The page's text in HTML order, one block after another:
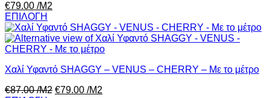
€79.00 /Μ2
ΕΠΙΛΟΓΗ
Χαλί Υφαντό SHAGGY – VENUS – CHERRY – Με το μέτρο
€87.00/Μ2 €79.00 /Μ2